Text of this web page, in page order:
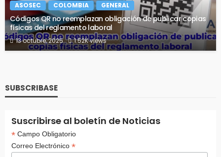
ASOSEC COLOMBIA GENERAL
Códigos QR no reemplazan obligación de publicar copias
físicas del reglamento laboral
13 octubre, 2025 1.52K views
SUBSCRIBASE
Suscribirse al boletín de Noticias
*Campo Obligatorio
Correo Electrónico *